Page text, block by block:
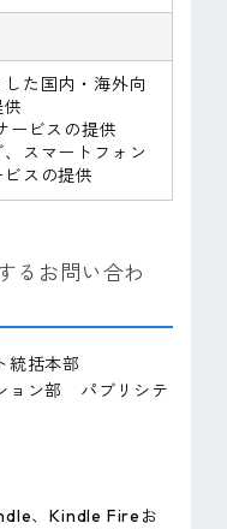
た国内・海外向
ービスの提供
スマートフォン
スの提供
るお問い合わ
括本部
ョン部 パブリシテ
、Kindle Fireお